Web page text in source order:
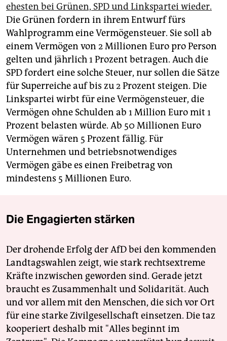
ehesten bei Grünen, SPD und Linkspartei wieder.
Die Grünen fordern in ihrem Entwurf fürs
Wahlprogramm eine Vermögensteuer. Sie soll ab
einem Vermögen von 2 Millionen Euro pro Person
gelten und jährlich 1 Prozent betragen. Auch die
SPD fordert eine solche Steuer, nur sollen die Sätze
für Superreiche auf bis zu 2 Prozent steigen. Die
Linkspartei wirbt für eine Vermögensteuer, die
Vermögen ohne Schulden ab 1 Million Euro mit 1
Prozent belasten würde. Ab 50 Millionen Euro
Vermögen wären 5 Prozent fällig. Für
Unternehmen und betriebsnotwendiges
Vermögen gäbe es einen Freibetrag von
mindestens 5 Millionen Euro.
Die Engagierten stärken
Der drohende Erfolg der AfD bei den kommenden
Landtagswahlen zeigt, wie stark rechtsextreme
Kräfte inzwischen geworden sind. Gerade jetzt
braucht es Zusammenhalt und Solidarität. Auch
und vor allem mit den Menschen, die sich vor Ort
für eine starke Zivilgesellschaft einsetzen. Die taz
kooperiert deshalb mit "Alles beginnt im